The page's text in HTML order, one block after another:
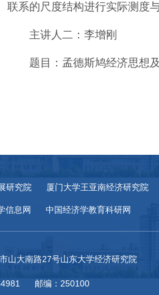
联系的尺度结构进行实际测度
主讲人二： 李增刚
题目： 孟德斯鸠经济思想
研究院 厦门大学王亚南经济研究院
信息网 中国经济学教育科研网
大南路27号山东大学经济研究院
邮编：250100